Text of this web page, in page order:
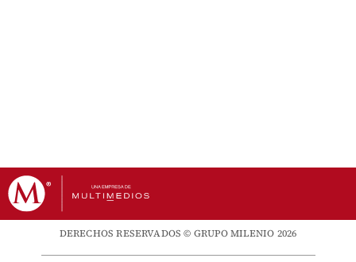
DERECHOS RESERVADOS © GRUPO MILENIO 2026